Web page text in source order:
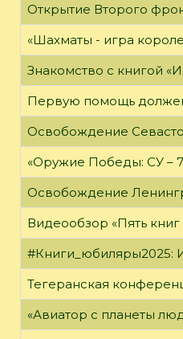
Открытие Второго
«Шахматы - игра
Знакомство с книгой
Первую помощь
Освобождение
«Оружие Победы: СУ –
Освобождение
Видеообзор «Пять
#Книги_юбиляры2025:
Тегеранская
«Авиатор с планеты